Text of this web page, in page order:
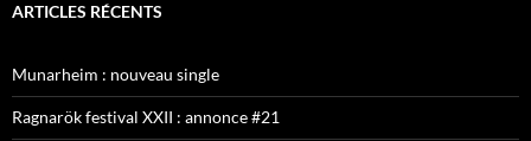
ARTICLES RÉCENTS
Munarheim : nouveau single
Ragnarök festival XXII : annonce #21